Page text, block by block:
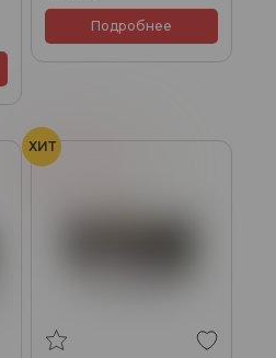
Подробнее
ХИТ
Арбуз